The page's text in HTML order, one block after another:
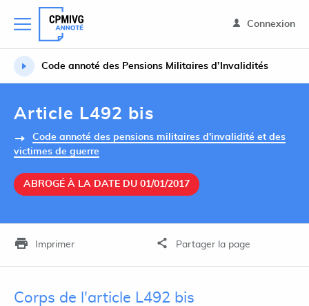
Connexion
Code annoté des Pensions Militaires d’Invalidités
Article L492 bis
Code annoté des pensions militaires d'invalidité et des
victimes de guerre
ABROGÉ À LA DATE DU 01/01/2017
Imprimer Partager la page
Corps de l'article L492 bis